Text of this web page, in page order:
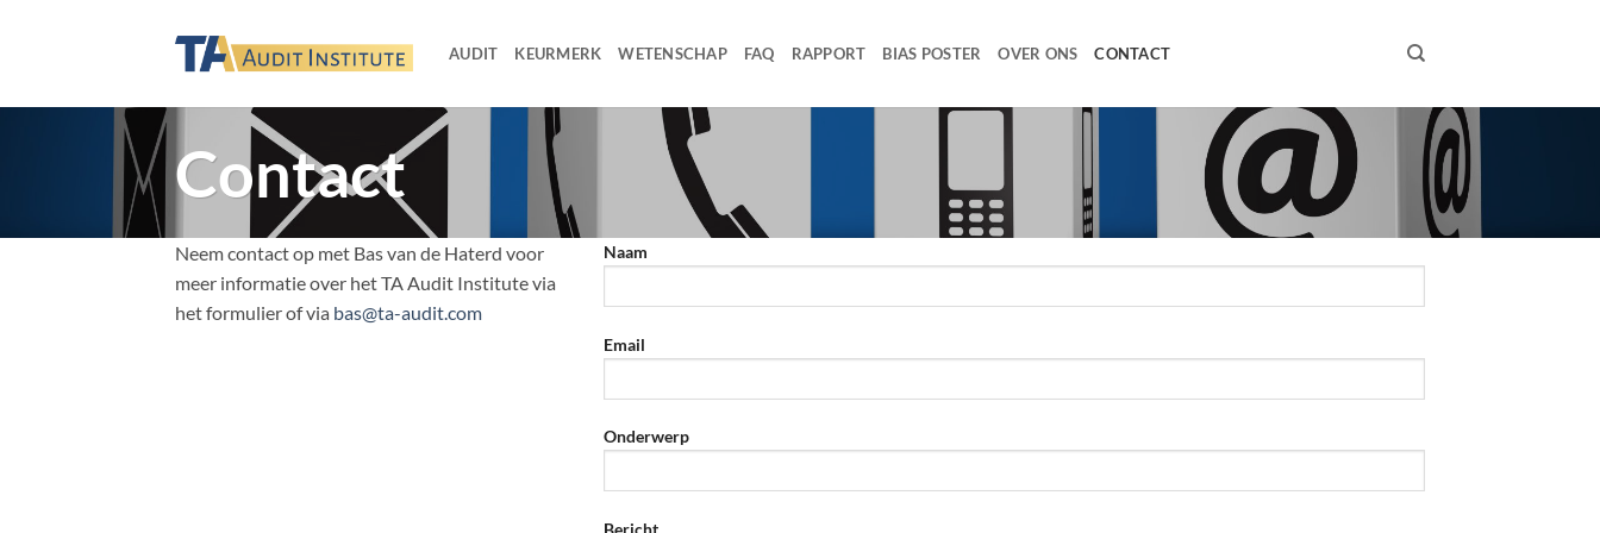
AUDIT KEURMERK WETENSCHAP FAQ RAPPORT BIAS POSTER OVER ONS CONTACT
Contact
Neem contact op met Bas van de Haterd voor
meer informatie over het TA Audit Institute via
het formulier of via bas@ta-audit.com
Naam
Email
Onderwerp